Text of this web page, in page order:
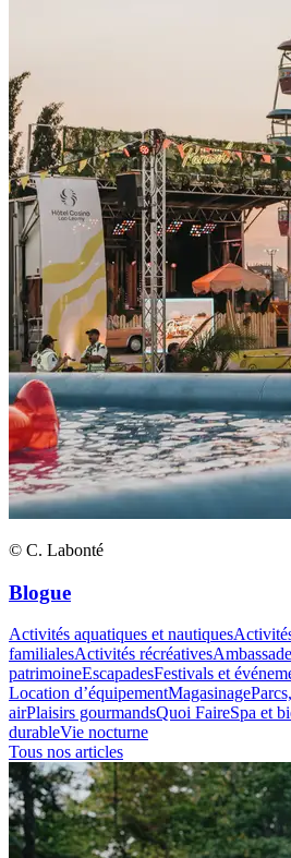
© C. Labonté
Blogue
Activités aquatiques et nautiques
familialesActivités récréatives
patrimoineEscapadesFestivals et
Location d’équipementMagasinage
airPlaisirs gourmandsQuoi FaireSpa et
durableVie nocturne
Tous nos articles